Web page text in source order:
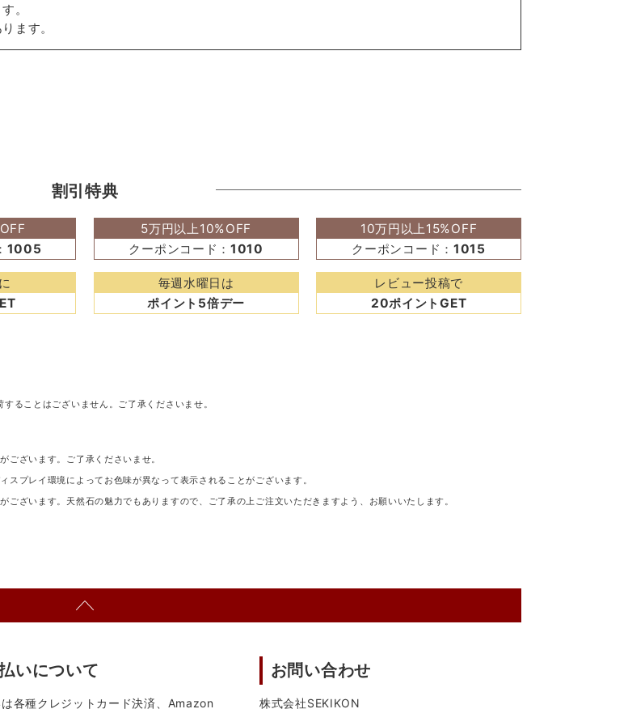
。
ます。
割引特典
1005
5万円以上10%OFF
クーポンコード：1010
10万円以上15%OFF
クーポンコード： 1015
毎週水曜日は
ポイント5倍デー
レビュー投稿で
20ポイントGET
ることはございません。ご了承くださいませ。
ございます。ご了承くださいませ。
プレイ環境によってお色味が異なって表示されることがございます。
ざいます。天然石の魅力でもありますので、ご了承の上ご注文いただきますよう、お願いいたします。
いについて
各種クレジットカード決済、Amazon
お問い合わせ
株式会社SEKIKON